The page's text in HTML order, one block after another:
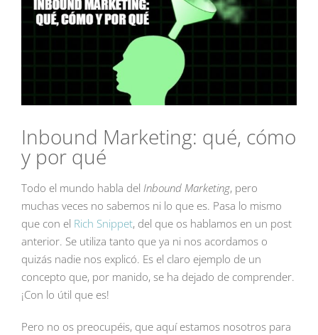
Inbound Marketing: qué, cómo
y por qué
Todo el mundo habla del Inbound Marketing, pero
muchas veces no sabemos ni lo que es. Pasa lo mismo
que con el Rich Snippet, del que os hablamos en un post
anterior. Se utiliza tanto que ya ni nos acordamos o
quizás nadie nos explicó. Es el claro ejemplo de un
concepto que, por manido, se ha dejado de comprender.
¡Con lo útil que es!
Pero no os preocupéis, que aquí estamos nosotros para